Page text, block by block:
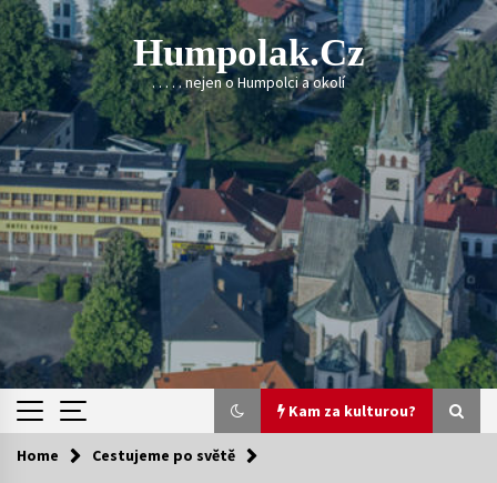
Skip
to
content
Humpolak.cz
. . . . . nejen o Humpolci a okolí
Kam za kulturou?
Kam za kulturou?
Home Cestujeme po světě